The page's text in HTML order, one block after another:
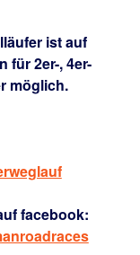
ist auf
für 2er-, 4er-
möglich.
facebook: